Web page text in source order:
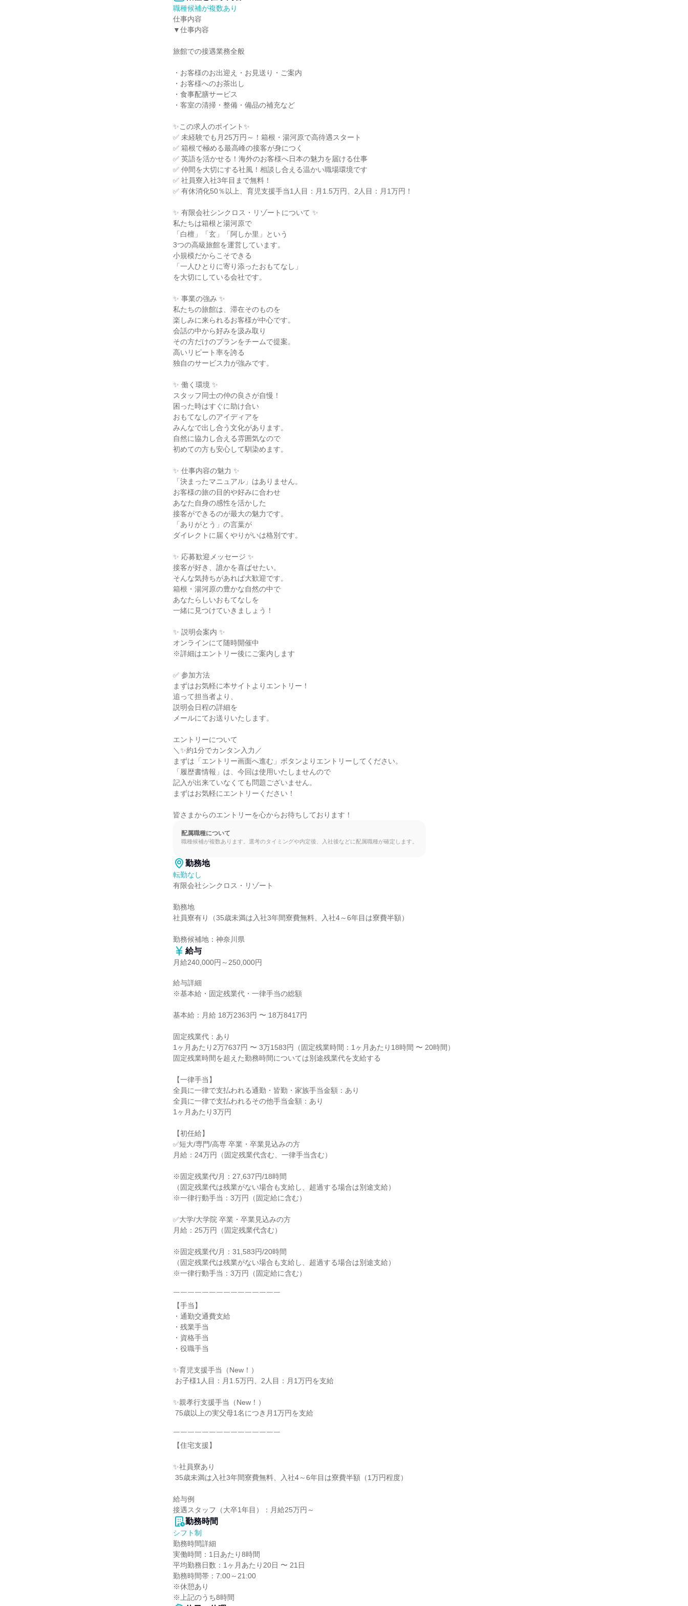
職種候補が複数あり
仕事内容
▼仕事内容
旅館での接遇業務全般
・お客様のお出迎え・お見送り・ご案内
・お客様へのお茶出し
・食事配膳サービス
・客室の清掃・整備・備品の補充など
✨この求人のポイント✨
✅ 未経験でも月25万円～！箱根・湯河原で高待遇スタート
✅ 箱根で極める最高峰の接客が身につく
✅ 英語を活かせる！海外のお客様へ日本の魅力を届ける仕事
✅ 仲間を大切にする社風！相談し合える温かい職場環境です
✅ 社員寮入社3年目まで無料！
✅ 有休消化50％以上、育児支援手当1人目：月1.5万円、2人目：月1万円！
✨ 有限会社シンクロス・リゾートについて ✨
私たちは箱根と湯河原で
「白檀」「玄」「阿しか里」という
3つの高級旅館を運営しています。
小規模だからこそできる
「一人ひとりに寄り添ったおもてなし」
を大切にしている会社です。
✨ 事業の強み ✨
私たちの旅館は、滞在そのものを
楽しみに来られるお客様が中心です。
会話の中から好みを汲み取り
その方だけのプランをチームで提案。
高いリピート率を誇る
独自のサービス力が強みです。
✨ 働く環境 ✨
スタッフ同士の仲の良さが自慢！
困った時はすぐに助け合い
おもてなしのアイディアを
みんなで出し合う文化があります。
自然に協力し合える雰囲気なので
初めての方も安心して馴染めます。
✨ 仕事内容の魅力 ✨
「決まったマニュアル」はありません。
お客様の旅の目的や好みに合わせ
あなた自身の感性を活かした
接客ができるのが最大の魅力です。
「ありがとう」の言葉が
ダイレクトに届くやりがいは格別です。
✨ 応募歓迎メッセージ ✨
接客が好き、誰かを喜ばせたい。
そんな気持ちがあれば大歓迎です。
箱根・湯河原の豊かな自然の中で
あなたらしいおもてなしを
一緒に見つけていきましょう！
✨ 説明会案内 ✨
オンラインにて随時開催中
※詳細はエントリー後にご案内します
✅ 参加方法
まずはお気軽に本サイトよりエントリー！
追って担当者より、
説明会日程の詳細を
メールにてお送りいたします。
エントリーについて
＼✨約1分でカンタン入力／
まずは「エントリー画面へ進む」ボタンよりエントリーしてください。
「履歴書情報」は、今回は使用いたしませんので
記入が出来ていなくても問題ございません。
まずはお気軽にエントリーください！
皆さまからのエントリーを心からお待ちしております！
配属職種について
職種候補が複数あります。選考のタイミングや内定後、入社後などに配属職種が確定します。
勤務地
転勤なし
有限会社シンクロス・リゾート
勤務地
社員寮有り（35歳未満は入社3年間寮費無料、入社4～6年目は寮費半額）
勤務候補地：神奈川県
給与
月給240,000円～250,000円
給与詳細
※基本給・固定残業代・一律手当の総額
基本給：月給 18万2363円 〜 18万8417円
固定残業代：あり
1ヶ月あたり2万7637円 〜 3万1583円（固定残業時間：1ヶ月あたり18時間 〜 20時間）
固定残業時間を超えた勤務時間については別途残業代を支給する
【一律手当】
全員に一律で支払われる通勤・皆勤・家族手当金額：あり
全員に一律で支払われるその他手当金額：あり
1ヶ月あたり3万円
【初任給】
✅短大/専門/高専 卒業・卒業見込みの方
月給：24万円（固定残業代含む、一律手当含む）
※固定残業代/月：27,637円/18時間
（固定残業代は残業がない場合も支給し、超過する場合は別途支給）
※一律行動手当：3万円（固定給に含む）
✅大学/大学院 卒業・卒業見込みの方
月給：25万円（固定残業代含む）
※固定残業代/月：31,583円/20時間
（固定残業代は残業がない場合も支給し、超過する場合は別途支給）
※一律行動手当：3万円（固定給に含む）
￣￣￣￣￣￣￣￣￣￣￣￣￣￣￣
【手当】
・通勤交通費支給
・残業手当
・資格手当
・役職手当
✨育児支援手当（New！）
✨親孝行支援手当（New！）
￣￣￣￣￣￣￣￣￣￣￣￣￣￣￣
【住宅支援】
✨社員寮あり
給与例
接遇スタッフ（大卒1年目）：月給25万円～
勤務時間
シフト制
勤務時間詳細
実働時間：1日あたり8時間
平均勤務日数：1ヶ月あたり20日 〜 21日
勤務時間帯：7:00～21:00
※休憩あり
※上記のうち8時間